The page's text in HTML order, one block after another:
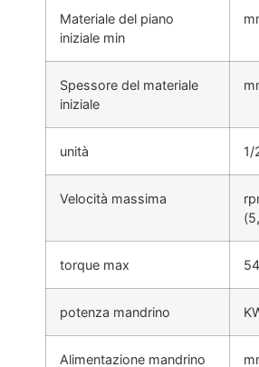
Materiale del piano
iniziale min
Spessore del materiale
iniziale
unità 1/
Velocità massima
torque max
potenza mandrino
Alimentazione mandrino